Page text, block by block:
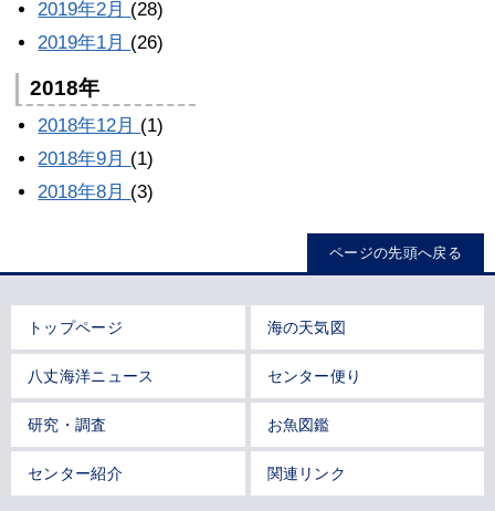
2019年2月 (28)
2019年1月 (26)
2018年
2018年12月 (1)
2018年9月 (1)
2018年8月 (3)
ページの先頭へ戻る
トップページ 海の天気図
八丈海洋ニュース センター便り
研究・調査 お魚図鑑
センター紹介 関連リンク